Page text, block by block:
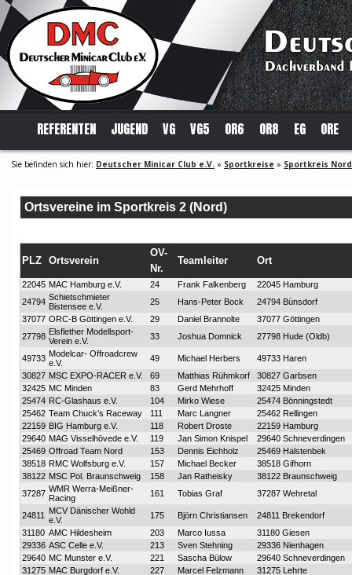
REFERENTEN JUGEND VG VG5 OR6 OR8 EG ORE
Sie befinden sich hier: Deutscher Minicar Club e.V. » Sportkreise » Sportkreis Nord